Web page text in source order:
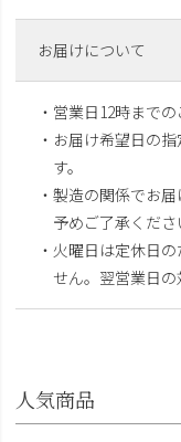
お届けについて
・営業日12時まで
・お届け希望日の
す。
・製造の関係でお
予めご了承くださ
・火曜日は定休日
せん。翌営業日の
人気商品